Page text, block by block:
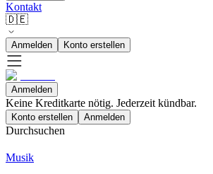
Kontakt
🇩🇪
Anmelden Konto erstellen
Anmelden
Keine Kreditkarte nötig. Jederzeit kündbar.
Konto erstellen Anmelden
Durchsuchen
Musik